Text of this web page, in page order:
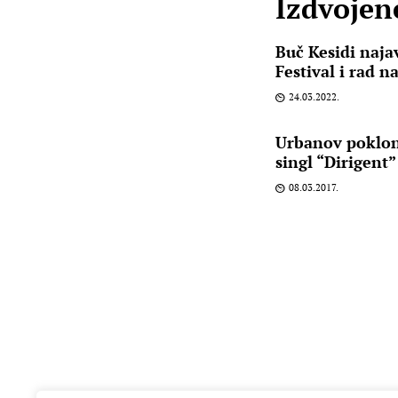
Buč Kesidi
Festival i rad
24.03.2022.
Urbanov
singl “Dirigent”
08.03.2017.